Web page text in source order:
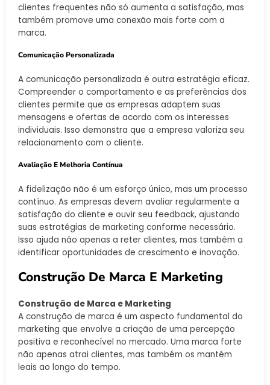
clientes frequentes não só aumenta a satisfação, mas
também promove uma conexão mais forte com a
marca.
Comunicação Personalizada
A comunicação personalizada é outra estratégia eficaz.
Compreender o comportamento e as preferências dos
clientes permite que as empresas adaptem suas
mensagens e ofertas de acordo com os interesses
individuais. Isso demonstra que a empresa valoriza seu
relacionamento com o cliente.
Avaliação E Melhoria Contínua
A fidelização não é um esforço único, mas um processo
contínuo. As empresas devem avaliar regularmente a
satisfação do cliente e ouvir seu feedback, ajustando
suas estratégias de marketing conforme necessário.
Isso ajuda não apenas a reter clientes, mas também a
identificar oportunidades de crescimento e inovação.
Construção De Marca E Marketing
Construção de Marca e Marketing
A construção de marca é um aspecto fundamental do
marketing que envolve a criação de uma percepção
positiva e reconhecível no mercado. Uma marca forte
não apenas atrai clientes, mas também os mantém
leais ao longo do tempo.